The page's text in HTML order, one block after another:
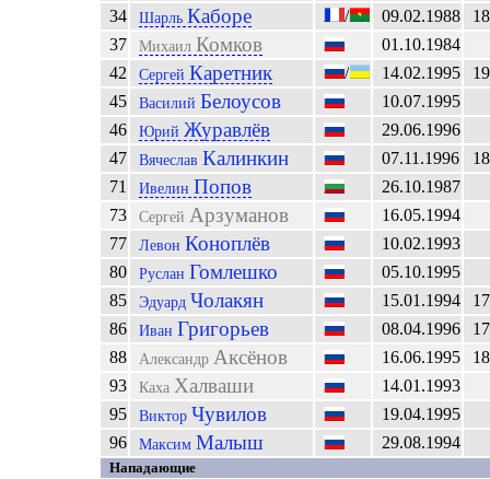
34
Шарль Каборе / 09.02.1988
37
Михаил Комков
01.10.1984
42
Сергей Каретник / 14.02.1995
45
Василий Белоусов
10.07.1995
46
Юрий Журавлёв
29.06.1996
47
Вячеслав Калинкин 07.11.1996
71
Ивелин Попов
26.10.1987
73
Сергей Арзуманов
16.05.1994
77
Левон Коноплёв
10.02.1993
80
Руслан Гомлешко
05.10.1995
85
Эдуард Чолакян 15.01.1994
86
Иван Григорьев 08.04.1996
88
Александр Аксёнов 16.06.1995
93
Каха Халваши
14.01.1993
95
Виктор Чувилов
19.04.1995
96
Максим Малыш 29.08.1994
Нападающие